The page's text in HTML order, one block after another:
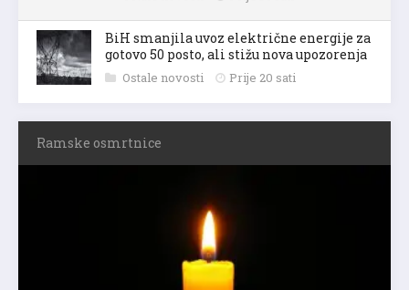
BiH smanjila uvoz električne energije za
gotovo 50 posto, ali stižu nova upozorenja
Ostale novosti Prije 20 sati
Ramske osmrtnice